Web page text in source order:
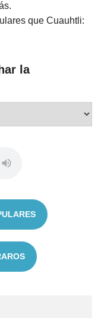
que Cuauhtli:
la